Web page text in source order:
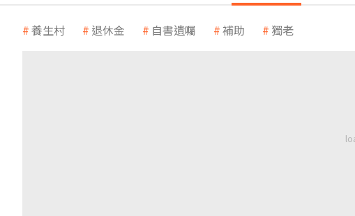
養生村 退休金 自書遺囑 補助 獨老